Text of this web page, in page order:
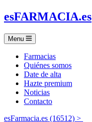
esFARMACIA.es
Menu
Farmacias
Quiénes somos
Date de alta
Hazte premium
Noticias
Contacto
esFarmacia.es (16512) >